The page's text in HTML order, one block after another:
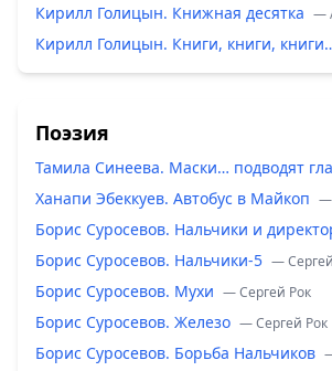
Кирилл Голицын. Книжная десятка —
Кирилл Голицын. Книги, книги,
Поэзия
Тамила Синеева. Маски… подводят
Ханапи Эбеккуев. Автобус в Майкоп —
Борис Суросевов. Нальчики и
Борис Суросевов. Нальчики-5 —
Борис Суросевов. Мухи — Сергей Рок
Борис Суросевов. Железо — Сергей Рок
Борис Суросевов. Борьба Нальчиков